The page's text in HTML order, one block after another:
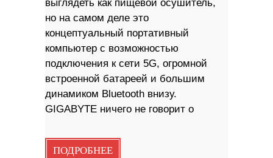
выглядеть как пищевой осушитель,
но на самом деле это
концептуальный портативный
компьютер с возможностью
подключения к сети 5G, огромной
встроенной батареей и большим
динамиком Bluetooth внизу.
GIGABYTE ничего не говорит о
ПОДРОБНЕЕ